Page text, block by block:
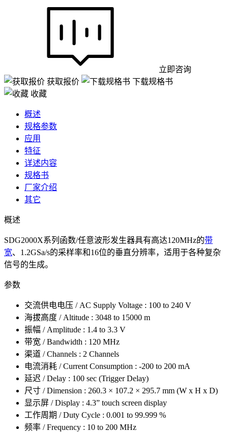
立即咨询
获取报价
下载规格书
收藏
概述
规格参数
应用
特征
详述内容
规格书
厂家介绍
其它
概述
SDG2000X系列函数/任意波形发生器具有高达120MHz的带
宽、1.2GSa/s的采样率和16位的垂直分辨率，适用于各种复杂
信号的生成。
参数
交流供电电压 / AC Supply Voltage : 100 to 240 V
海拔高度 / Altitude : 3048 to 15000 m
振幅 / Amplitude : 1.4 to 3.3 V
带宽 / Bandwidth : 120 MHz
渠道 / Channels : 2 Channels
电流消耗 / Current Consumption : -200 to 200 mA
延迟 / Delay : 100 sec (Trigger Delay)
尺寸 / Dimension : 260.3 × 107.2 × 295.7 mm (W x H x D)
显示屏 / Display : 4.3” touch screen display
工作周期 / Duty Cycle : 0.001 to 99.999 %
频率 / Frequency : 10 to 200 MHz